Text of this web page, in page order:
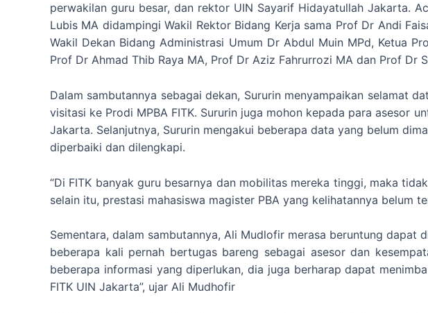
perwakilan guru besar, dan rektor UIN Sayarif Hidayatullah Jakarta.
Lubis MA didampingi Wakil Rektor Bidang Kerja sama Prof Dr Andi
Wakil Dekan Bidang Administrasi Umum Dr Abdul Muin MPd, Ketua
Prof Dr Ahmad Thib Raya MA, Prof Dr Aziz Fahrurrozi MA dan Prof Dr
Dalam sambutannya sebagai dekan, Sururin menyampaikan selamat
visitasi ke Prodi MPBA FITK. Sururin juga mohon kepada para asesor
Jakarta. Selanjutnya, Sururin mengakui beberapa data yang belum
diperbaiki dan dilengkapi.
“Di FITK banyak guru besarnya dan mobilitas mereka tinggi, maka
selain itu, prestasi mahasiswa magister PBA yang kelihatannya belum
Sementara, dalam sambutannya, Ali Mudlofir merasa beruntung
beberapa kali pernah bertugas bareng sebagai asesor dan
beberapa informasi yang diperlukan, dia juga berharap dapat
FITK UIN Jakarta”, ujar Ali Mudhofir